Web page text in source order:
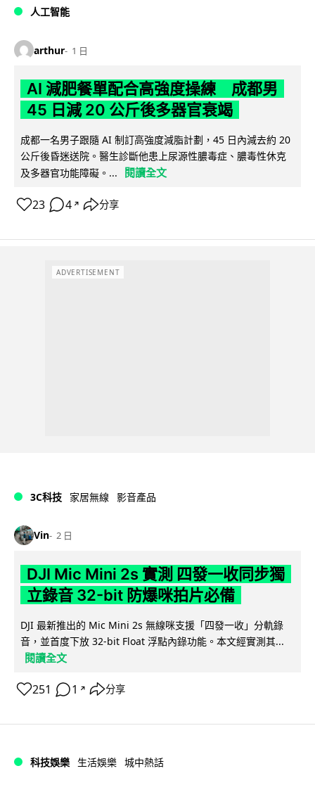
人工智能
arthur 1 日
AI 減肥餐單配合高強度操練 成都男
45 日減 20 公斤後多器官衰竭
成都一名男子跟隨 AI 制訂高強度減脂計劃，45 日內減去約 20
公斤後昏迷送院。醫生診斷他患上尿源性膿毒症、膿毒性休克
及多器官功能障礙。...
閱讀全文
23 4 ↗ 分享
ADVERTISEMENT
3C科技 家居無線 影音產品
Vin 2 日
DJI Mic Mini 2s 實測 四發一收同步獨
立錄音 32-bit 防爆咪拍片必備
DJI 最新推出的 Mic Mini 2s 無線咪支援「四發一收」分軌錄
音，並首度下放 32-bit Float 浮點內錄功能。本文經實測其...
閱讀全文
251 1 ↗ 分享
科技娛樂 生活娛樂 城中熱話